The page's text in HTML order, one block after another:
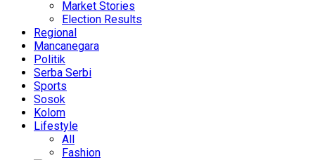
Market Stories
Election Results
Regional
Mancanegara
Politik
Serba Serbi
Sports
Sosok
Kolom
Lifestyle
All
Fashion